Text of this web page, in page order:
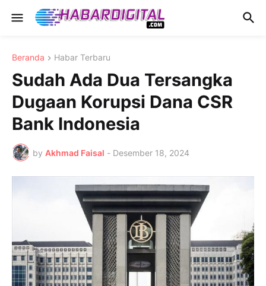
Beranda Habar Terbaru
Sudah Ada Dua Tersangka
Dugaan Korupsi Dana CSR
Bank Indonesia
by Akhmad Faisal - Desember 18, 2024